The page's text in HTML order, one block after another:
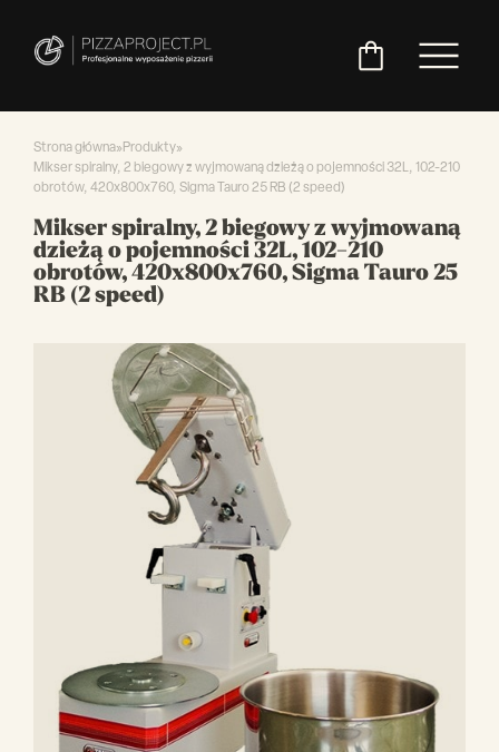
piece
do
pizzy
do
ciasta
do
ciasta
do
pizzy
asortyment
Strona główna»Produkty»
Mikser spiralny, 2 biegowy z wyjmowaną dzieżą o pojemności 32L, 102-210
obrotów, 420x800x760, Sigma Tauro 25 RB (2 speed)
Mikser spiralny, 2 biegowy z wyjmowaną
dzieżą o pojemności 32L, 102-210
obrotów, 420x800x760, Sigma Tauro 25
RB (2 speed)